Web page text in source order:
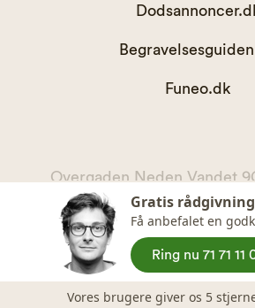
Funeo.dk
Overgaden Neden Vandet
København K
kontakt@begravelsesguiden.dk,
CVR. 36065567
© Copyright2026
Gratis rådgivning
Få anbefalet en
Ring nu 71 71 11
Vores brugere giver os 5